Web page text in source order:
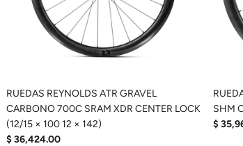
RUEDAS REYNOLDS ATR GRAVEL
CARBONO 700C SRAM XDR CENTER LOCK
(12/15 × 100 12 × 142)
$ 36,424.00
SHM
$